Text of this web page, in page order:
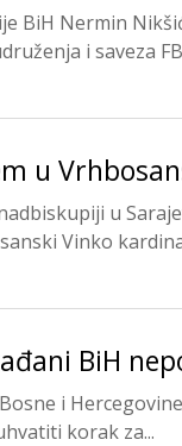
BiH Nermin
i saveza
u
u
Vinko
BiH
i
korak za...